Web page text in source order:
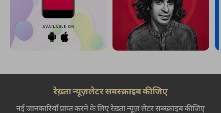
रेख़्ता न्यूज़लेटर सबस्क्राइब कीजिए
नई जानकारियाँ प्राप्त करने के लिए रेख़्ता न्यूज़ लेटर सब्स्क्राइब कीजिए